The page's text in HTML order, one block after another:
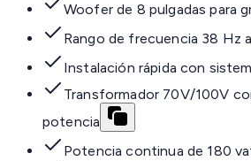
Woofer de 8 pulgadas para
Rango de frecuencia 38 Hz
Instalación rápida con
Transformador 70V/100V
potencia
Potencia continua de 180